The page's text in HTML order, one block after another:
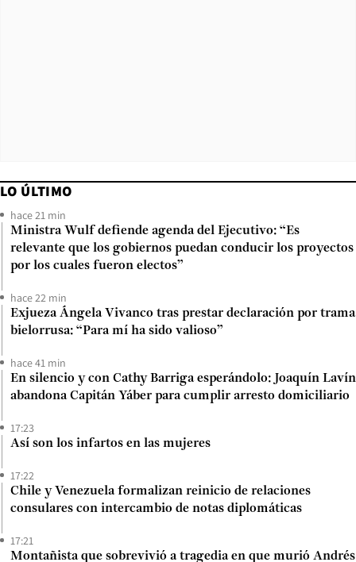
LO ÚLTIMO
hace 21 min
Ministra Wulf defiende agenda del Ejecutivo: “Es
relevante que los gobiernos puedan conducir los proyectos
por los cuales fueron electos”
hace 22 min
Exjueza Ángela Vivanco tras prestar declaración por trama
bielorrusa: “Para mí ha sido valioso”
hace 41 min
En silencio y con Cathy Barriga esperándolo: Joaquín Lavín
abandona Capitán Yáber para cumplir arresto domiciliario
17:23
Así son los infartos en las mujeres
17:22
Chile y Venezuela formalizan reinicio de relaciones
consulares con intercambio de notas diplomáticas
17:21
Montañista que sobrevivió a tragedia en que murió Andrés